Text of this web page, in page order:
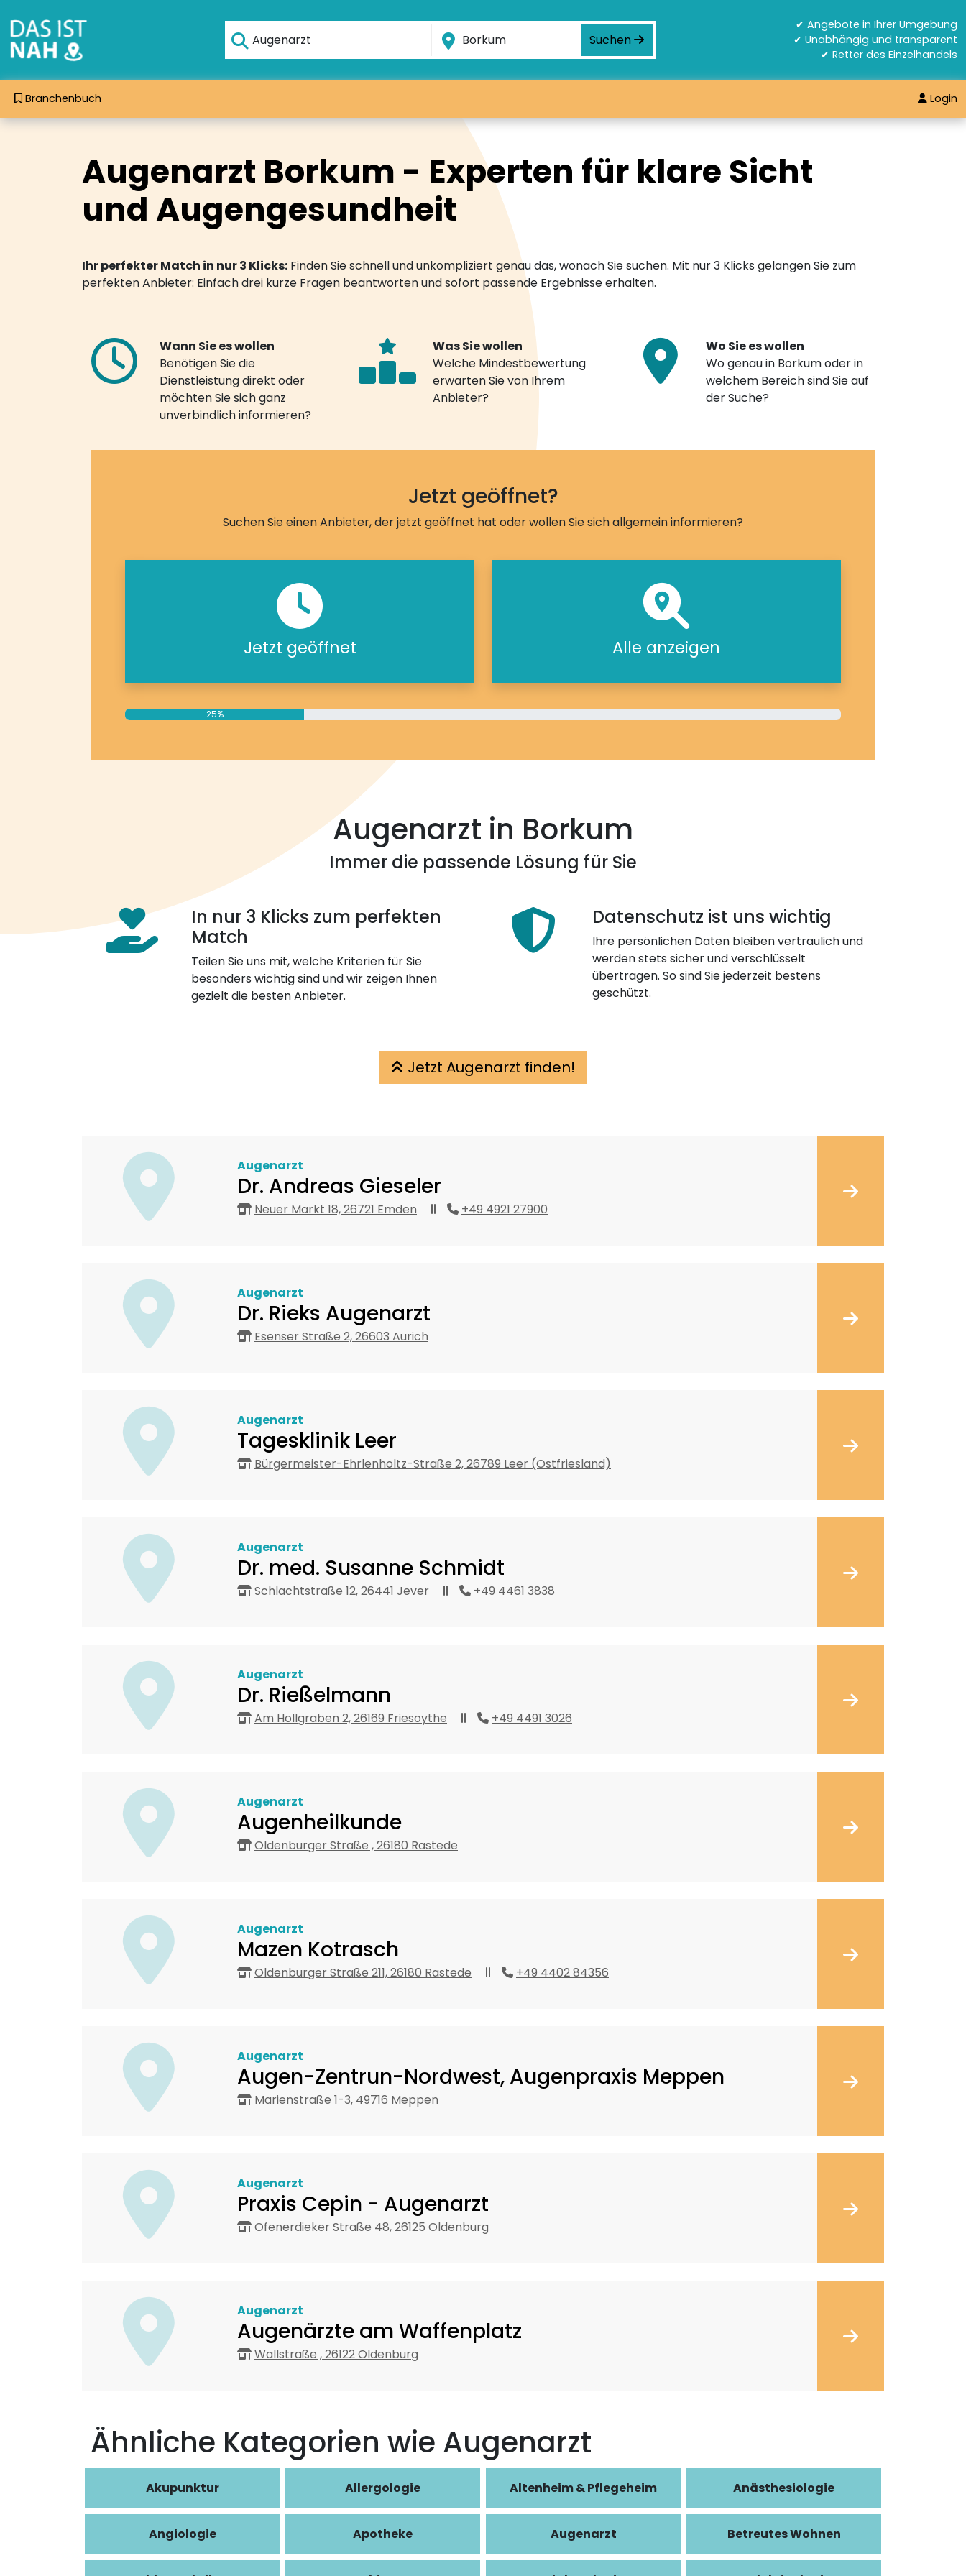
Suchen
✔ Angebote in Ihrer Umgebung
✔ Unabhängig und transparent
✔ Retter des Einzelhandels
Branchenbuch Login
Augenarzt Borkum - Experten für klare Sicht
und Augengesundheit
Ihr perfekter Match in nur 3 Klicks: Finden Sie schnell und unkompliziert genau das, wonach Sie suchen. Mit nur 3 Klicks gelangen Sie zum
perfekten Anbieter: Einfach drei kurze Fragen beantworten und sofort passende Ergebnisse erhalten.
Wann Sie es wollen
Benötigen Sie die
Dienstleistung direkt oder
möchten Sie sich ganz
unverbindlich informieren?
Was Sie wollen
Welche Mindestbewertung
erwarten Sie von Ihrem
Anbieter?
Wo Sie es wollen
Wo genau in Borkum oder in
welchem Bereich sind Sie auf
der Suche?
Jetzt geöffnet?
Suchen Sie einen Anbieter, der jetzt geöffnet hat oder wollen Sie sich allgemein informieren?
Jetzt geöffnet Alle anzeigen
25%
Augenarzt in Borkum
Immer die passende Lösung für Sie
In nur 3 Klicks zum perfekten
Match
Teilen Sie uns mit, welche Kriterien für Sie
besonders wichtig sind und wir zeigen Ihnen
gezielt die besten Anbieter.
Datenschutz ist uns wichtig
Ihre persönlichen Daten bleiben vertraulich und
werden stets sicher und verschlüsselt
übertragen. So sind Sie jederzeit bestens
geschützt.
Jetzt Augenarzt finden!
Augenarzt
Dr. Andreas Gieseler
Neuer Markt 18, 26721 Emden +49 4921 27900
Augenarzt
Dr. Rieks Augenarzt
Esenser Straße 2, 26603 Aurich
Augenarzt
Tagesklinik Leer
Bürgermeister-Ehrlenholtz-Straße 2, 26789 Leer (Ostfriesland)
Augenarzt
Dr. med. Susanne Schmidt
Schlachtstraße 12, 26441 Jever +49 4461 3838
Augenarzt
Dr. Rießelmann
Am Hollgraben 2, 26169 Friesoythe +49 4491 3026
Augenarzt
Augenheilkunde
Oldenburger Straße , 26180 Rastede
Augenarzt
Mazen Kotrasch
Oldenburger Straße 211, 26180 Rastede +49 4402 84356
Augenarzt
Augen-Zentrun-Nordwest, Augenpraxis Meppen
Marienstraße 1-3, 49716 Meppen
Augenarzt
Praxis Cepin - Augenarzt
Ofenerdieker Straße 48, 26125 Oldenburg
Augenarzt
Augenärzte am Waffenplatz
Wallstraße , 26122 Oldenburg
Ähnliche Kategorien wie Augenarzt
Akupunktur Allergologie Altenheim & Pflegeheim Anästhesiologie
Angiologie Apotheke Augenarzt Betreutes Wohnen